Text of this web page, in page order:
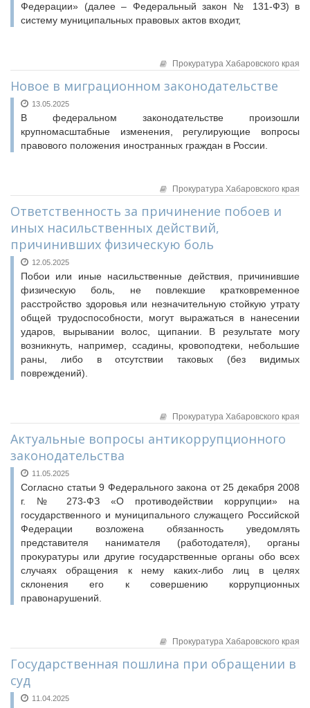
Федерации» (далее – Федеральный закон № 131-ФЗ) в
систему муниципальных правовых актов входит,
Прокуратура Хабаровского края
Новое в миграционном законодательстве
13.05.2025
В федеральном законодательстве произошли
крупномасштабные изменения, регулирующие вопросы
правового положения иностранных граждан в России.
Прокуратура Хабаровского края
Ответственность за причинение побоев и
иных насильственных действий,
причинивших физическую боль
12.05.2025
Побои или иные насильственные действия, причинившие
физическую боль, не повлекшие кратковременное
расстройство здоровья или незначительную стойкую утрату
общей трудоспособности, могут выражаться в нанесении
ударов, вырывании волос, щипании. В результате могу
возникнуть, например, ссадины, кровоподтеки, небольшие
раны, либо в отсутствии таковых (без видимых
повреждений).
Прокуратура Хабаровского края
Актуальные вопросы антикоррупционного
законодательства
11.05.2025
Согласно статьи 9 Федерального закона от 25 декабря 2008
г. № 273-ФЗ «О противодействии коррупции» на
государственного и муниципального служащего Российской
Федерации возложена обязанность уведомлять
представителя нанимателя (работодателя), органы
прокуратуры или другие государственные органы обо всех
случаях обращения к нему каких-либо лиц в целях
склонения его к совершению коррупционных
правонарушений.
Прокуратура Хабаровского края
Государственная пошлина при обращении в
суд
11.04.2025